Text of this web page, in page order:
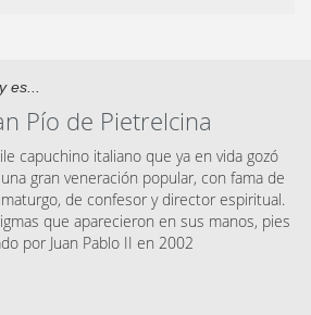
es...
Pío de Pietrelcina
capuchino italiano que ya en vida gozó
gran veneración popular, con fama de
de confesor y director espiritual.
que aparecieron en sus manos, pies
por Juan Pablo II en 2002